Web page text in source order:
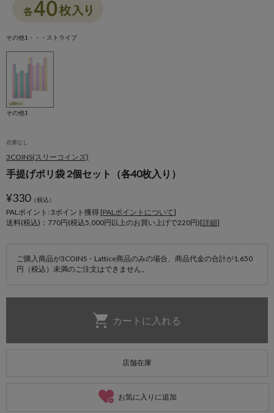
その他1・・・ストライプ
その他1
在庫なし
3COINS(スリーコインズ)
手提げポリ袋 2個セット（各40枚入り）
¥330（税込）
PALポイント: 3ポイント獲得 [PALポイントについて]
送料(税込)：770円(税込5,000円以上のお買い上げで220円)[詳細]
ご購入商品が3COINS・Lattice商品のみの場合、商品代金の合計が1,650
円（税込）未満のご注文はできません。
店舗在庫
お気に入りに追加